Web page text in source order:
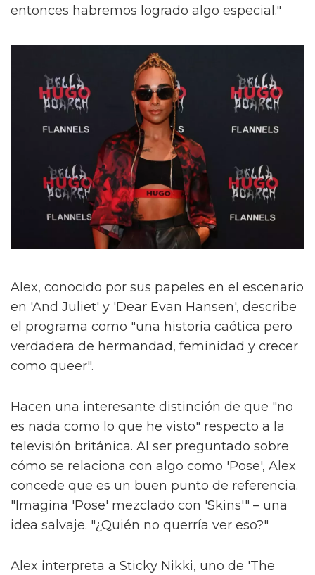
entonces habremos logrado algo especial."
Alex, conocido por sus papeles en el escenario
en 'And Juliet' y 'Dear Evan Hansen', describe
el programa como "una historia caótica pero
verdadera de hermandad, feminidad y crecer
como queer".
Hacen una interesante distinción de que "no
es nada como lo que he visto" respecto a la
televisión británica. Al ser preguntado sobre
cómo se relaciona con algo como 'Pose', Alex
concede que es un buen punto de referencia.
"Imagina 'Pose' mezclado con 'Skins'" – una
idea salvaje. "¿Quién no querría ver eso?"
Alex interpreta a Sticky Nikki, uno de 'The